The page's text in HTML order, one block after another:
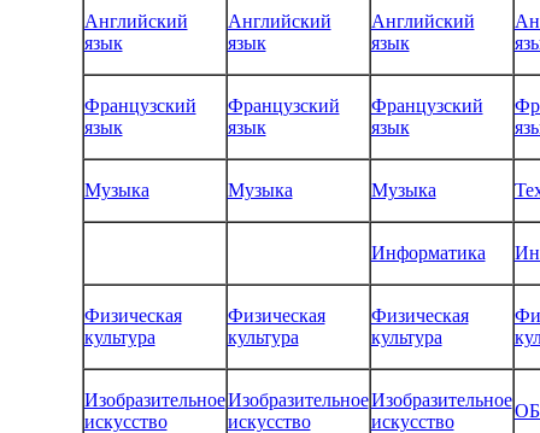
Английский
язык
Английский
язык
Английский
язык
Французский
язык
Французский
язык
Французский
язык
Музыка Музыка Музыка
Информатика
Физическая
культура
Физическая
культура
Физическая
культура
Изобразительное
искусство
Изобразительное
искусство
Изобразительное
искусство